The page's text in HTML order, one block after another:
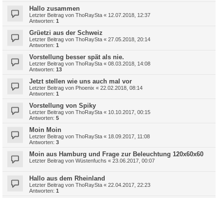
Hallo zusammen
Letzter Beitrag von ThoRaySta « 12.07.2018, 12:37
Antworten: 1
Grüetzi aus der Schweiz
Letzter Beitrag von ThoRaySta « 27.05.2018, 20:14
Antworten: 1
Vorstellung besser spät als nie.
Letzter Beitrag von ThoRaySta « 08.03.2018, 14:08
Antworten: 13
Jetzt stellen wie uns auch mal vor
Letzter Beitrag von Phoenix « 22.02.2018, 08:14
Antworten: 1
Vorstellung von Spiky
Letzter Beitrag von ThoRaySta « 10.10.2017, 00:15
Antworten: 5
Moin Moin
Letzter Beitrag von ThoRaySta « 18.09.2017, 11:08
Antworten: 3
Moin aus Hamburg und Frage zur Beleuchtung 120x60x60
Letzter Beitrag von Wüstenfuchs « 23.06.2017, 00:07
Hallo aus dem Rheinland
Letzter Beitrag von ThoRaySta « 22.04.2017, 22:23
Antworten: 1